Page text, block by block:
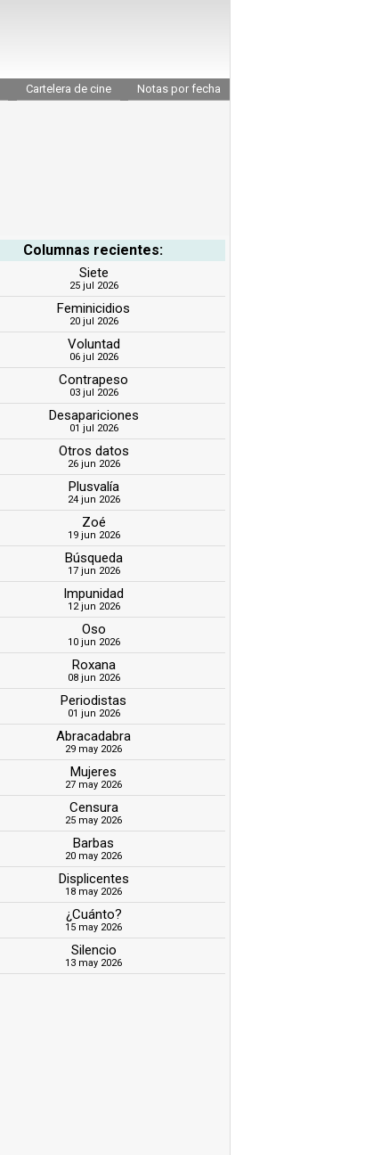
Cartelera de cine Notas por fecha
Columnas recientes:
Siete
25 jul 2026
Feminicidios
20 jul 2026
Voluntad
06 jul 2026
Contrapeso
03 jul 2026
Desapariciones
01 jul 2026
Otros datos
26 jun 2026
Plusvalía
24 jun 2026
Zoé
19 jun 2026
Búsqueda
17 jun 2026
Impunidad
12 jun 2026
Oso
10 jun 2026
Roxana
08 jun 2026
Periodistas
01 jun 2026
Abracadabra
29 may 2026
Mujeres
27 may 2026
Censura
25 may 2026
Barbas
20 may 2026
Displicentes
18 may 2026
¿Cuánto?
15 may 2026
Silencio
13 may 2026